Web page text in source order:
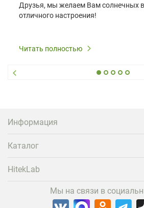
Друзья, мы желаем Вам солнечных
отличного настроения!
Читать полностью
Информация
Каталог
HitekLab
Мы на связи в